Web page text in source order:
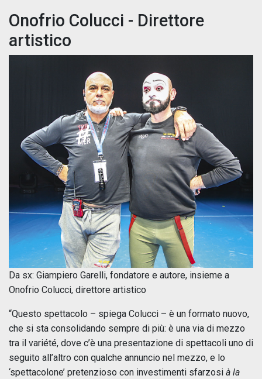
Onofrio Colucci - Direttore
artistico
Da sx: Giampiero Garelli, fondatore e autore, insieme a
Onofrio Colucci, direttore artistico
“Questo spettacolo – spiega Colucci – è un formato nuovo,
che si sta consolidando sempre di più: è una via di mezzo
tra il variété, dove c’è una presentazione di spettacoli uno di
seguito all’altro con qualche annuncio nel mezzo, e lo
‘spettacolone’ pretenzioso con investimenti sfarzosi à la